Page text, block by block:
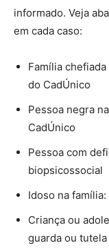
informado. Veja
em cada caso:
Família
do CadÚnico
Pessoa negra
CadÚnico
Pessoa com
biopsicossocial
Idoso na
Criança ou
guarda ou tutela